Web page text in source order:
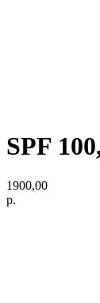
SPF
1900,00
р.